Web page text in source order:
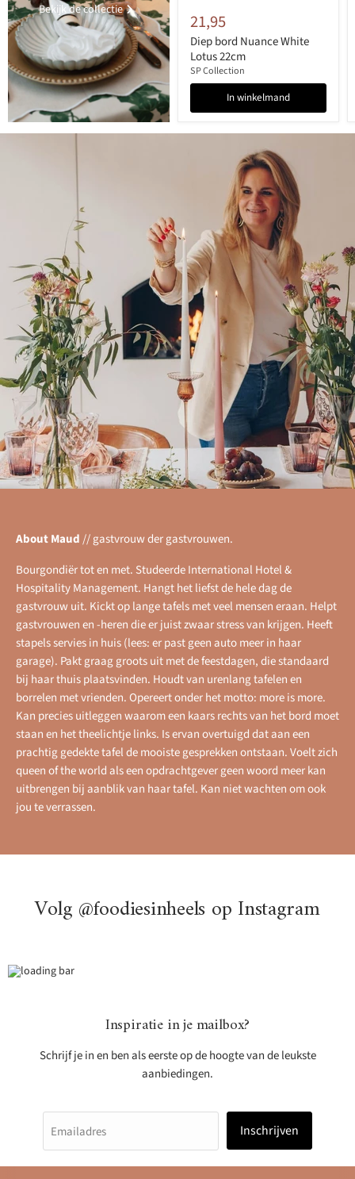
Bekijk de collectie
21,95
Diep bord Nuance White
Lotus 22cm
SP Collection
In winkelmand
About Maud//gastvrouw der gastvrouwen.
Bourgondiër tot en met. Studeerde International Hotel &
Hospitality Management. Hangt het liefst de hele dag de
gastvrouw uit. Kickt op lange tafels met veel mensen eraan. Helpt
gastvrouwen en -heren die er juist zwaar stress van krijgen. Heeft
stapels servies in huis (lees: er past geen auto meer in haar
garage). Pakt graag groots uit met de feestdagen, die standaard
bij haar thuis plaatsvinden. Houdt van urenlang tafelen en
borrelen met vrienden. Opereert onder het motto: more is more.
Kan precies uitleggen waarom een kaars rechts van het bord moet
staan en het theelichtje links. Is ervan overtuigd dat aan een
prachtig gedekte tafel de mooiste gesprekken ontstaan. Voelt zich
queen of the world als een opdrachtgever geen woord meer kan
uitbrengen bij aanblik van haar tafel. Kan niet wachten om ook
jou te verrassen.
Volg @foodiesinheels op Instagram
Inspiratie in je mailbox?
Schrijf je in en ben als eerste op de hoogte van de leukste
aanbiedingen.
Emailadres Inschrijven